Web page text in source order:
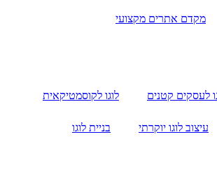
מקדם אתרים מקצועי
לעסקים קטנים לוגו לקוסמטיקאית
עיצוב לוגו יוקרתי בניית לוגו